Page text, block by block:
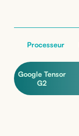
Processeur
Google Tensor
G2